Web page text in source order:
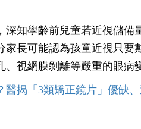
知學齡前兒童若近視儲備
長可能認為孩童近視只要
視網膜剝離等嚴重的眼病
醫揭「3類矯正鏡片」優缺